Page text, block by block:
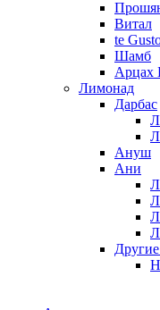
Витал
te
Шамб
Арцах
Лимонад
Дарбас
Ануш
Ани